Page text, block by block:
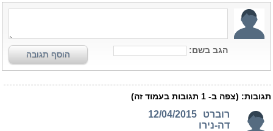
הגב בשם: הוסף תגובה
תגובות: (צפה ב- 1 תגובות בעמוד זה)
רוברט
דה-נירו
12/04/2015